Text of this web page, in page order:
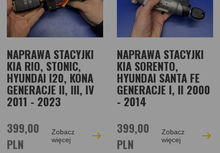
NAPRAWA STACYJKI
KIA RIO, STONIC,
HYUNDAI I20, KONA
GENERACJE II, III, IV
2011 - 2023
399,00
PLN
Zobacz
więcej
NAPRAWA STACYJKI
KIA SORENTO,
HYUNDAI SANTA FE
GENERACJE I, II 2000
- 2014
399,00
PLN
Zobacz
więcej